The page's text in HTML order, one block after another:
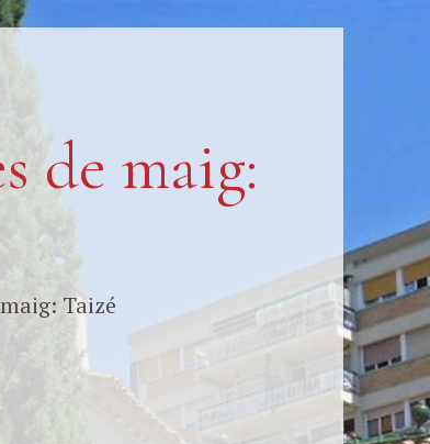
de maig:
Taizé